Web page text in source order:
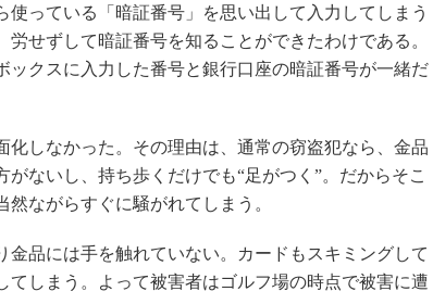
っている「暗証番号」を思い出して入力してしまう
せずして暗証番号を知ることができたわけである。
ックスに入力した番号と銀行口座の暗証番号が一緒だ
しなかった。その理由は、通常の窃盗犯なら、金品
ないし、持ち歩くだけでも“足がつく”。だからそこ
ながらすぐに騒がれてしまう。
品には手を触れていない。カードもスキミングして
てしまう。よって被害者はゴルフ場の時点で被害に遭